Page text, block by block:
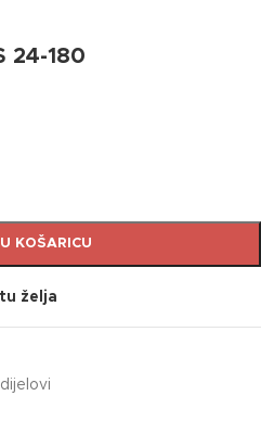
24-180
KOŠARICU
želja